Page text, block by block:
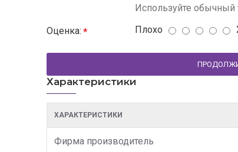
Используйте обычный
Оценка: Плохо
Характеристики
ХАРАКТЕРИСТИКИ
Фирма производитель